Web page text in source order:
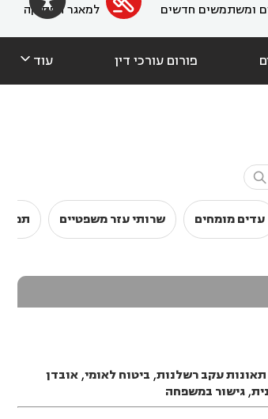
ומשתמשים חדשים
למאגר הפסיקה
פורום עורכי דין עוד 

עדים מומחים שרותי עזר משפטיים
תאונות עקב רשלנות, ביטוח לאומי,אובדן
,גישור במשפחה